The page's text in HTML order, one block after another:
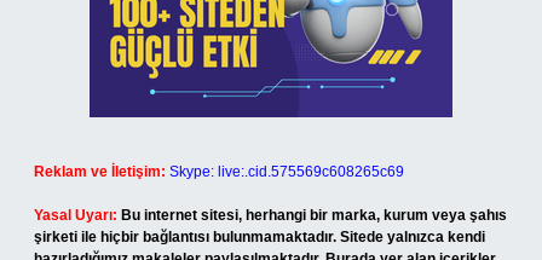
Reklam ve İletişim: Skype: live:.cid.575569c608265c69
Yasal Uyarı: Bu internet sitesi, herhangi bir marka, kurum veya şahıs
şirketi ile hiçbir bağlantısı bulunmamaktadır. Sitede yalnızca kendi